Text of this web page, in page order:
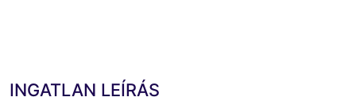
INGATLAN LEÍRÁS